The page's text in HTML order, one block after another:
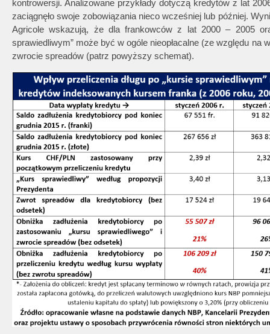
kontrowersji. Analizowane przykłady dotyczą kredytów z lat
zaciągnęło swoje zobowiązania nieco wcześniej lub później.
Agricole wskazują, że dla frankowców z lat 2000 – 2005
sprawiedliwym” może być w ogóle nieopłacalne (ze względu na
zwrocie spreadów (patrz powyższy schemat).